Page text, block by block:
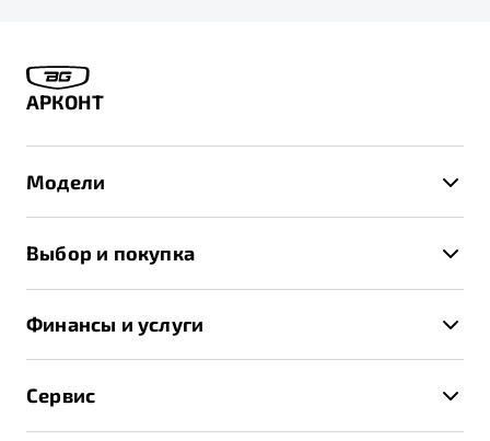
АРКОНТ
Модели
X70
Выбор и покупка
Спецпредложения и Акции
Записаться на тест-драйв
Получить предложение
Финансы и услуги
Трейд-ин
Сервис